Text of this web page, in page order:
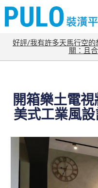
好評/我有許多天馬行空
關：且
開箱樂土電
美式工業風